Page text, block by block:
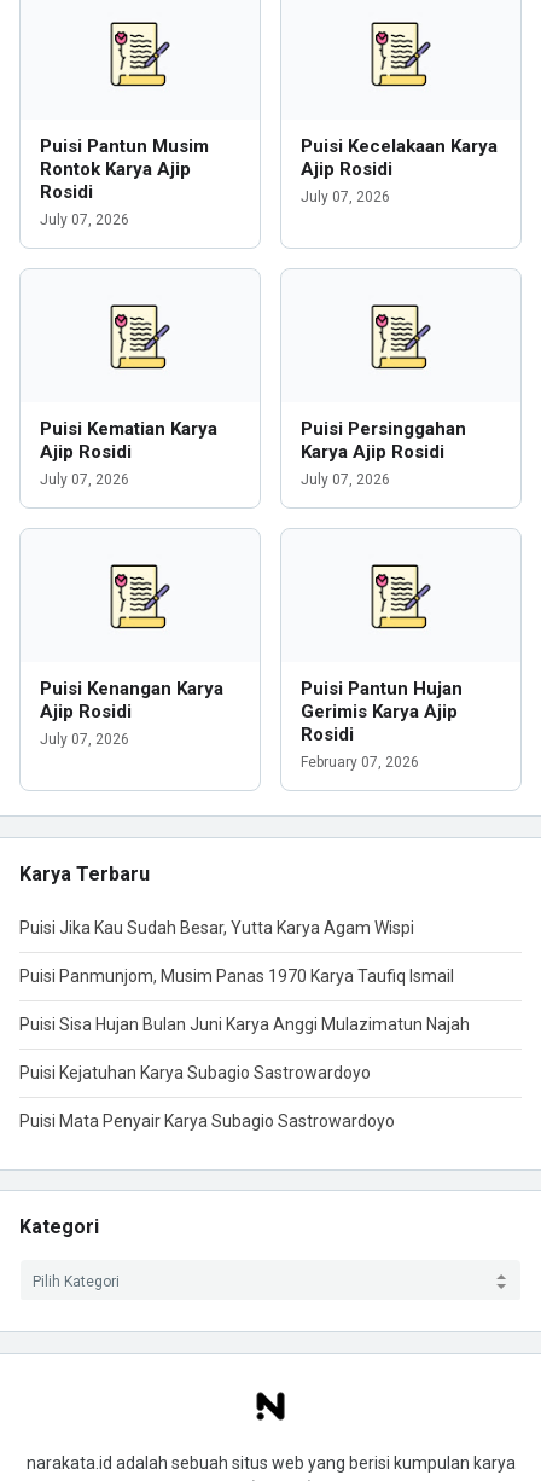
Puisi Pantun Musim
Rontok Karya Ajip
Rosidi
July 07, 2026
Puisi Kecelakaan Karya
Ajip Rosidi
July 07, 2026
Puisi Kematian Karya
Ajip Rosidi
July 07, 2026
Puisi Persinggahan
Karya Ajip Rosidi
July 07, 2026
Puisi Kenangan Karya
Ajip Rosidi
July 07, 2026
Puisi Pantun Hujan
Gerimis Karya Ajip
Rosidi
February 07, 2026
Karya Terbaru
Puisi Jika Kau Sudah Besar, Yutta Karya Agam Wispi
Puisi Panmunjom, Musim Panas 1970 Karya Taufiq Ismail
Puisi Sisa Hujan Bulan Juni Karya Anggi Mulazimatun Najah
Puisi Kejatuhan Karya Subagio Sastrowardoyo
Puisi Mata Penyair Karya Subagio Sastrowardoyo
Kategori
narakata.id adalah sebuah situs web yang berisi kumpulan karya